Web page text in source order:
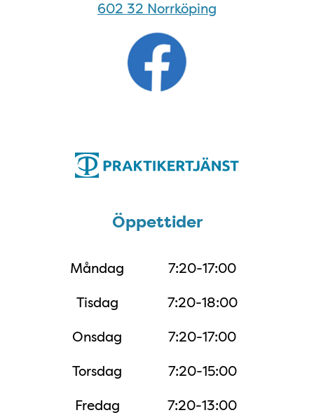
602 32 Norrköping
Öppettider
Måndag
7:20-17:00
Tisdag
7:20-18:00
Onsdag
7:20-17:00
Torsdag
7:20-15:00
Fredag
7:20-13:00